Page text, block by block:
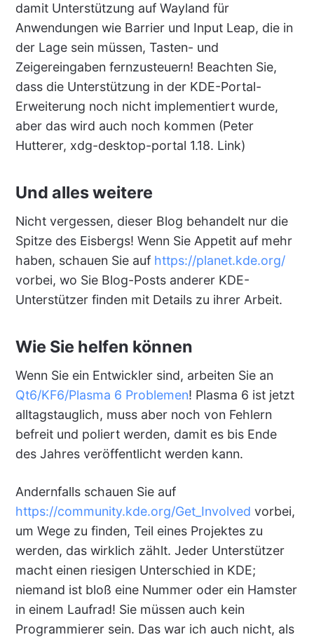
damit Unterstützung auf Wayland für
Anwendungen wie Barrier und Input Leap, die in
der Lage sein müssen, Tasten- und
Zeigereingaben fernzusteuern! Beachten Sie,
dass die Unterstützung in der KDE-Portal-
Erweiterung noch nicht implementiert wurde,
aber das wird auch noch kommen (Peter
Hutterer, xdg-desktop-portal 1.18. Link)
Und alles weitere
Nicht vergessen, dieser Blog behandelt nur die
Spitze des Eisbergs! Wenn Sie Appetit auf mehr
haben, schauen Sie auf https://planet.kde.org/
vorbei, wo Sie Blog-Posts anderer KDE-
Unterstützer finden mit Details zu ihrer Arbeit.
Wie Sie helfen können
Wenn Sie ein Entwickler sind, arbeiten Sie an
Qt6/KF6/Plasma 6 Problemen! Plasma 6 ist jetzt
alltagstauglich, muss aber noch von Fehlern
befreit und poliert werden, damit es bis Ende
des Jahres veröffentlicht werden kann.
Andernfalls schauen Sie auf
https://community.kde.org/Get_Involved vorbei,
um Wege zu finden, Teil eines Projektes zu
werden, das wirklich zählt. Jeder Unterstützer
macht einen riesigen Unterschied in KDE;
niemand ist bloß eine Nummer oder ein Hamster
in einem Laufrad! Sie müssen auch kein
Programmierer sein. Das war ich auch nicht, als